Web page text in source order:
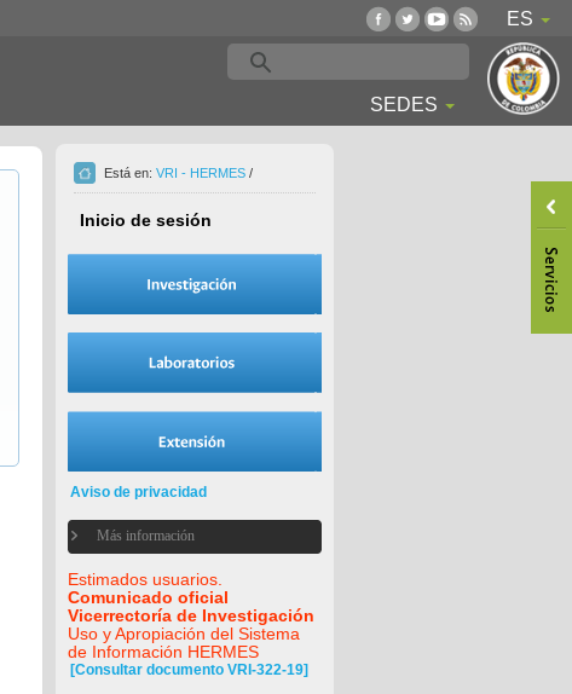
ES
SEDES
Está en: VRI - HERMES /
Inicio de sesión
Aviso de privacidad
Más información
Estimados usuarios.
Comunicado oficial
Vicerrectoría de Investigación
Uso y Apropiación del Sistema
de Información HERMES
[Consultar documento VRI-322-19]